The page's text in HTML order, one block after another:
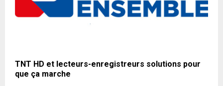
TNT HD et lecteurs-enregistreurs solutions pour
que ça marche